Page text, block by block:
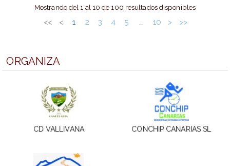
Mostrando del 1 al 10 de 100 resultados disponibles
<< < 1 2 3 4 5 … 10 > >>
ORGANIZA
CD VALLIVANA CONCHIP CANARIAS SL